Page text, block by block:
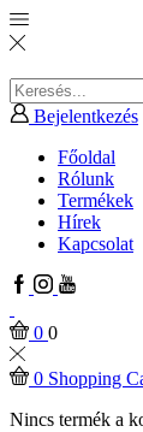
Search
inputBejelentkezés
Főoldal
Rólunk
Termékek
Hírek
Kapcsolat
Facebook
Instagram
Youtube
0 0
0 Shopping
Nincs termék a